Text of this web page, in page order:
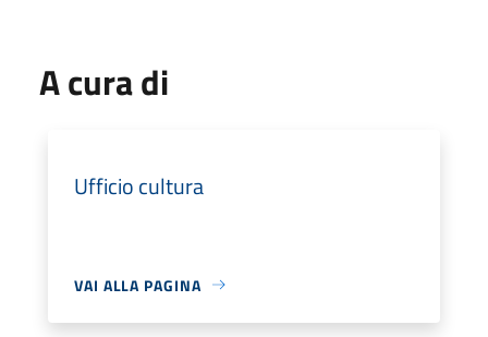
A cura di
Ufficio cultura
VAI ALLA PAGINA